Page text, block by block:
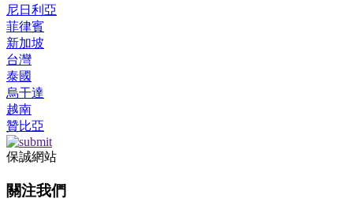
尼日利亞
菲律賓
新加坡
台灣
泰國
烏干達
越南
贊比亞
保誠網站
關注我們